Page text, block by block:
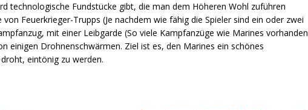
technologische Fundstücke gibt, die man dem Höheren Wohl zuführen
Feuerkrieger-Trupps (Je nachdem wie fähig die Spieler sind ein oder zwei
mit einer Leibgarde (So viele Kampfanzüge wie Marines vorhanden
einigen Drohnenschwärmen. Ziel ist es, den Marines ein schönes
eintönig zu werden.